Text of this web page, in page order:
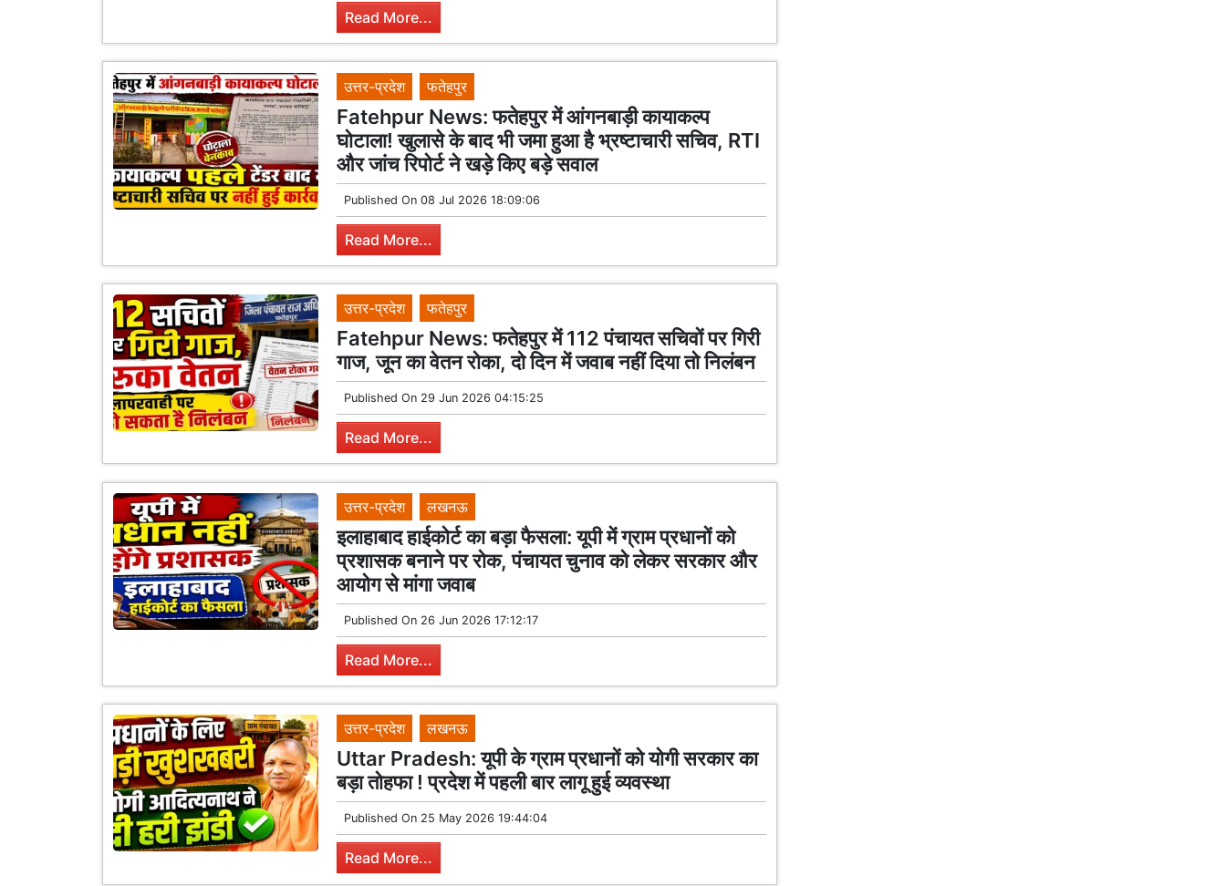
Read More...
उत्तर-प्रदेश फतेहपुर
Fatehpur News: फतेहपुर में आंगनबाड़ी कायाकल्प
घोटाला! खुलासे के बाद भी जमा हुआ है भ्रष्टाचारी सचिव, RTI
और जांच रिपोर्ट ने खड़े किए बड़े सवाल
Published On 08 Jul 2026 18:09:06
Read More...
उत्तर-प्रदेश फतेहपुर
Fatehpur News: फतेहपुर में 112 पंचायत सचिवों पर गिरी
गाज, जून का वेतन रोका, दो दिन में जवाब नहीं दिया तो निलंबन
Published On 29 Jun 2026 04:15:25
Read More...
उत्तर-प्रदेश लखनऊ
इलाहाबाद हाईकोर्ट का बड़ा फैसला: यूपी में ग्राम प्रधानों को
प्रशासक बनाने पर रोक, पंचायत चुनाव को लेकर सरकार और
आयोग से मांगा जवाब
Published On 26 Jun 2026 17:12:17
Read More...
उत्तर-प्रदेश लखनऊ
Uttar Pradesh: यूपी के ग्राम प्रधानों को योगी सरकार का
बड़ा तोहफा ! प्रदेश में पहली बार लागू हुई व्यवस्था
Published On 25 May 2026 19:44:04
Read More...